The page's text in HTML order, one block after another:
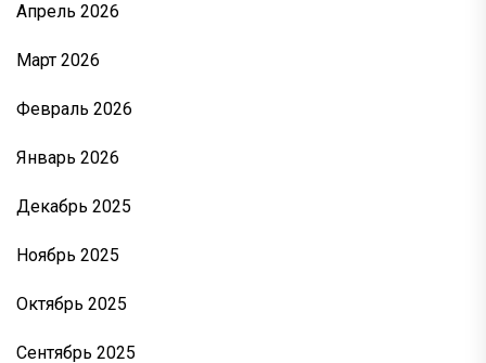
Апрель 2026
Март 2026
Февраль 2026
Январь 2026
Декабрь 2025
Ноябрь 2025
Октябрь 2025
Сентябрь 2025